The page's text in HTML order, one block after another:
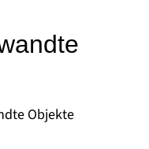
Objekte